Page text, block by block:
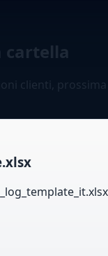
cartella
clienti,